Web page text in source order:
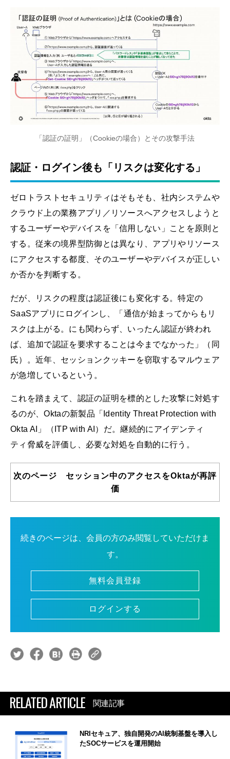
「認証の証明」（Cookieの場合）とその攻撃手法
認証・ログイン後も「リスクは変化する」
ゼロトラストセキュリティはそもそも、社内システムや
クラウド上の業務アプリ／リソースへアクセスしようと
するユーザーやデバイスを「信用しない」ことを原則と
する。従来の境界型防御とは異なり、アプリやリソース
にアクセスする都度、そのユーザーやデバイスが正しい
か否かを判断する。
だが、リスクの程度は認証後にも変化する。特定の
SaaSアプリにログインし、「通信が始まってからもリ
スクは上がる。にも関わらず、いったん認証が終われ
ば、追加で認証を要求することは今までなかった」（同
氏）。近年、セッションクッキーを窃取するマルウェア
が急増しているという。
これを踏まえて、認証の証明を標的とした攻撃に対処す
るのが、Oktaの新製品「Identity Threat Protection with
Okta AI」（ITP with AI）だ。継続的にアイデンティ
ティ脅威を評価し、必要な対処を自動的に行う。
次のページ セッション中のアクセスをOktaが再評
価
続きのページは、会員の方のみ閲覧していただけま
す。
無料会員登録
ログインする
RELATED ARTICLE 関連記事
NRIセキュア、独自開発のAI統制基盤を導入し
たSOCサービスを運用開始